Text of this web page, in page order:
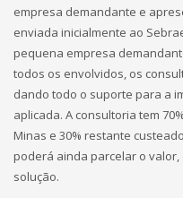
empresa demandante e
enviada inicialmente ao
pequena empresa
todos os envolvidos, os
dando todo o suporte para a
aplicada. A consultoria tem
Minas e 30% restante
poderá ainda parcelar o
solução.